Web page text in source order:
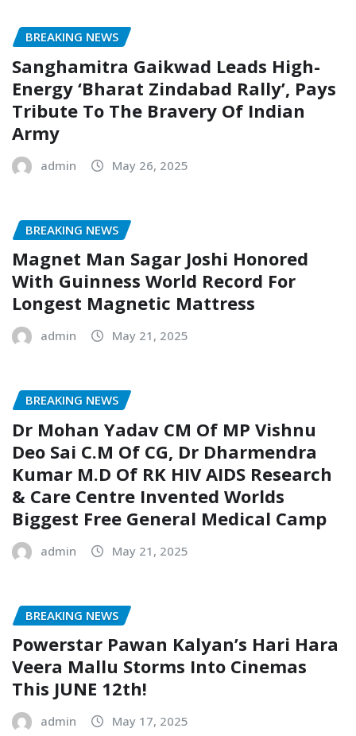
BREAKING NEWS
Sanghamitra Gaikwad Leads High-
Energy ‘Bharat Zindabad Rally’, Pays
Tribute To The Bravery Of Indian
Army
admin May 26, 2025
BREAKING NEWS
Magnet Man Sagar Joshi Honored
With Guinness World Record For
Longest Magnetic Mattress
admin May 21, 2025
BREAKING NEWS
Dr Mohan Yadav CM Of MP Vishnu
Deo Sai C.M Of CG, Dr Dharmendra
Kumar M.D Of RK HIV AIDS Research
& Care Centre Invented Worlds
Biggest Free General Medical Camp
admin May 21, 2025
BREAKING NEWS
Powerstar Pawan Kalyan’s Hari Hara
Veera Mallu Storms Into Cinemas
This JUNE 12th!
admin May 17, 2025